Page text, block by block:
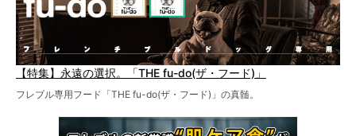
【特集】永遠の選択。「THE fu-do(ザ・フード)」
フレブル専用フード「THE fu-do(ザ・フード)」の真髄。